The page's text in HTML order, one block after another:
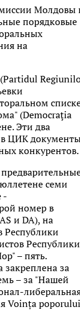
Молдовы
порядковые
на
(Democraţia
Эти два
в ЦИК
конкурентов.
семи
-
номер в
и DA), на
Республики
Республики
– пять.
за
– за "Нашей
Voința